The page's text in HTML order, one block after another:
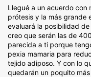
Llegué a un acuerdo con
prótesis y la más grande
evaluará la posibilidad
creo que serán las de
parecida a ti porque
pexia mamaria para
tejido adiposo. Y con lo
quedarán un poquito